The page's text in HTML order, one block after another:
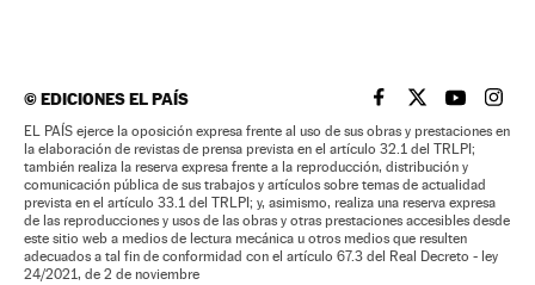
©EDICIONES EL PAÍS EL PAÍS BRASIL EN
EL PAÍSEL PAÍS
EL
EL PAÍS ejerce la oposición expresa frente al uso de sus obras y prestaciones en
la elaboración de revistas de prensa prevista en el artículo 32.1 del TRLPI;
también realiza la reserva expresa frente a la reproducción, distribución y
comunicación pública de sus trabajos y artículos sobre temas de actualidad
prevista en el artículo 33.1 del TRLPI; y, asimismo, realiza una reserva expresa
de las reproducciones y usos de las obras y otras prestaciones accesibles desde
este sitio web a medios de lectura mecánica u otros medios que resulten
adecuados a tal fin de conformidad con el artículo 67.3 del Real Decreto - ley
24/2021, de 2 de noviembre